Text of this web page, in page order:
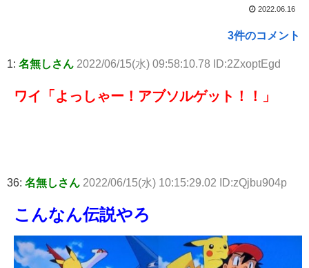
2022.06.16
3件のコメント
1: 名無しさん 2022/06/15(水) 09:58:10.78 ID:2ZxoptEgd
ワイ「よっしゃー！アブソルゲット！！」
36: 名無しさん 2022/06/15(水) 10:15:29.02 ID:zQjbu904p
こんなん伝説やろ